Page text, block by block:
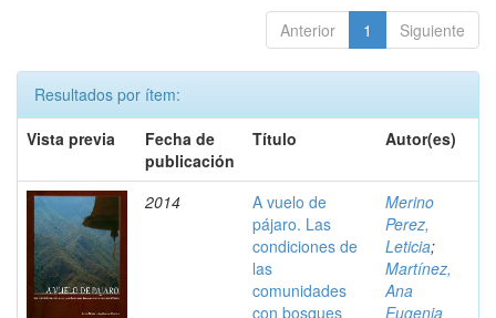
Anterior 1 Siguiente
Resultados por ítem:
Vista previa
Fecha de
publicación
Título Autor(es)
2014
A vuelo de
pájaro. Las
condiciones de
las
comunidades
con bosques
Merino
Perez,
Leticia;
Martínez,
Ana
Eugenia